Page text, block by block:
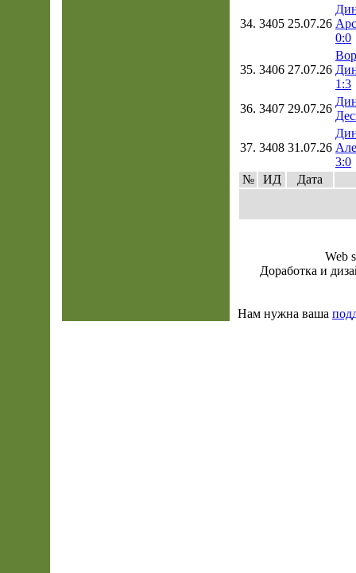
34. 3405 25.07.26
0:0
35. 3406 27.07.26
1:3
36. 3407 29.07.26
37. 3408 31.07.26
3:0
№
ИД Дата
Web
Доработка и
Нам нужна ваша